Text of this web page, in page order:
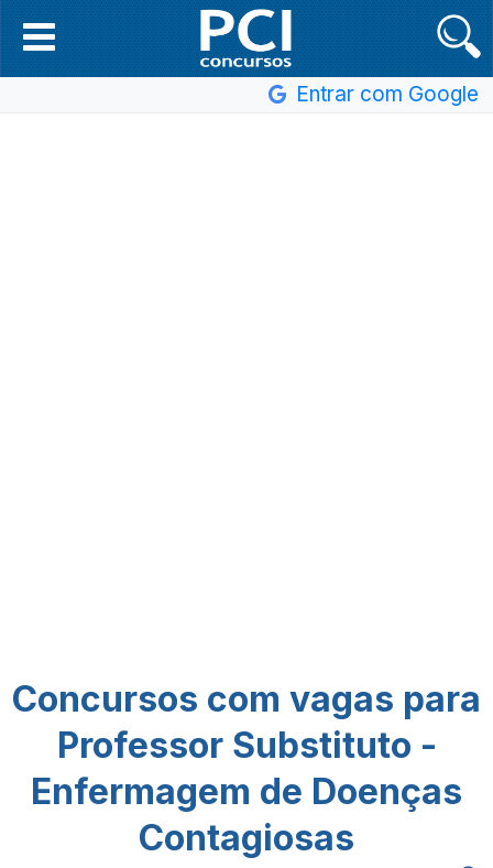
Entrar com Google
Concursos com vagas para
Professor Substituto -
Enfermagem de Doenças
Contagiosas